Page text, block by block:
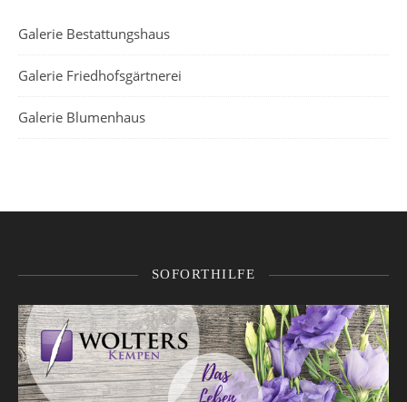
Galerie Bestattungshaus
Galerie Friedhofsgärtnerei
Galerie Blumenhaus
SOFORTHILFE